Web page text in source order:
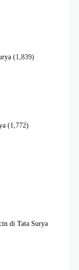
(1,839)
(1,772)
di Tata Surya